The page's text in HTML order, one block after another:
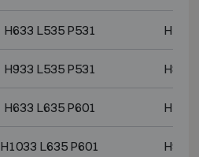
H633 L535 P531 H500
H933 L535 P531 H800
H633 L635 P601 H500
H1033 L635 P601 H900